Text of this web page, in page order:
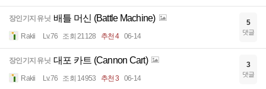
장인기지 유닛 배틀 머신 (Battle Machine)
Rakii Lv.76 조회 21128 추천 4 06-14
5
댓글
장인기지 유닛 대포 카트 (Cannon Cart)
Rakii Lv.76 조회 14953 추천 3 06-14
3
댓글